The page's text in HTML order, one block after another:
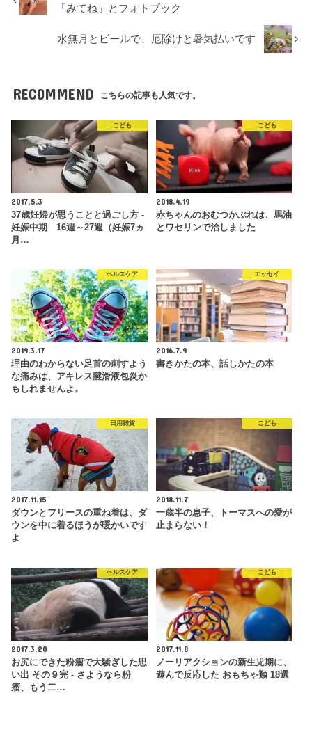
「みてね」とフォトブック
水無月とビールで、厄除けと暑気払いです
RECOMMEND こちらの記事も人気です。
こども
2017.5.3
37歳妊婦が思うことと過ごし方 -
妊娠中期 16週～27週（妊娠7ヵ
月…
こども
2018.4.19
赤ちゃんのおむつかぶれは、馬油
とワセリンで治しました
ヘルスケア
2019.3.17
理由のわからない足首の刺すよう
な痛みは、アキレス腱滑液包炎か
もしれませんよ。
エッセイ
2016.7.9
書きかたの本、話しかたの本
日用雑貨
2017.11.15
ダウンとフリースの重ね着は、ダ
ウンを中に着るほうが暖かいです
よ
こども
2018.11.7
一歳半の息子、トーマスへの愛が
止まらない！
ヘルスケア
2017.3.20
お尻にできた粉瘤で大騒ぎした思
い出 その９完 - さようなら粉
瘤、もう二…
こども
2017.11.8
ノーリアクションの新生児期に、
遊んで反応した おもちゃ類 18選